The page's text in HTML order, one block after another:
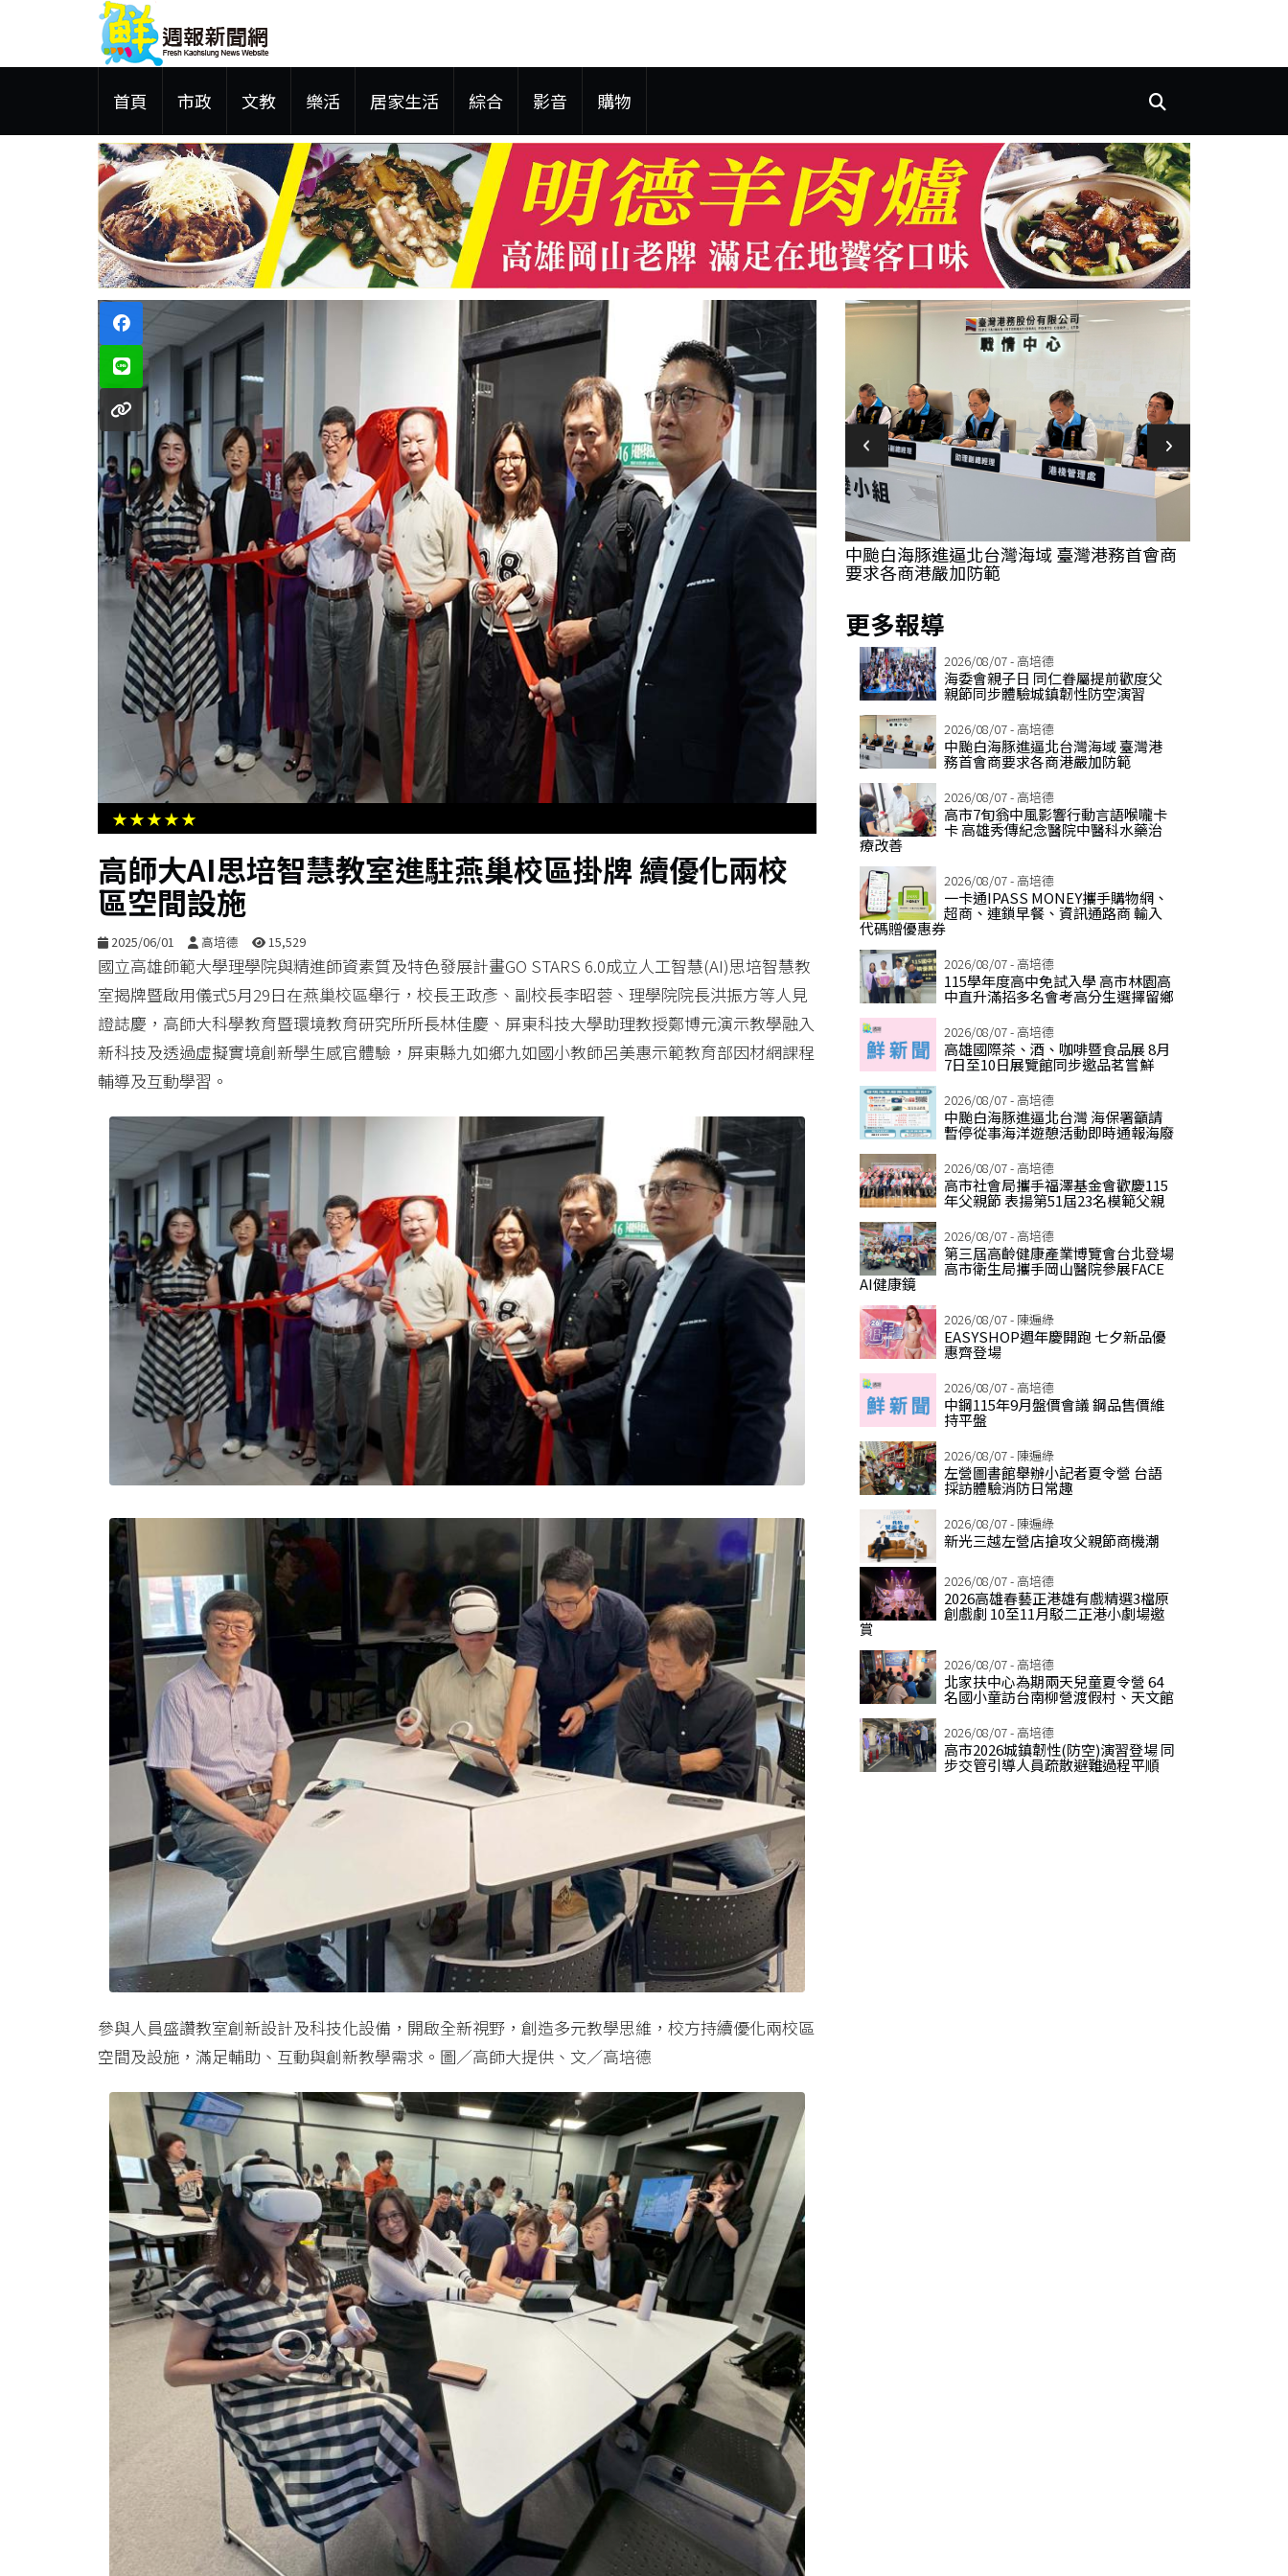
首頁 市政 文教 樂活 居家生活 綜合 影音 購物
★★★★★
高師大AI思培智慧教室進駐燕巢校區掛牌 續優化兩校
區空間設施
2025/06/01 高培德 15,529
國立高雄師範大學理學院與精進師資素質及特色發展計畫GO STARS 6.0成立人工智慧(AI)思培智慧教
室揭牌暨啟用儀式5月29日在燕巢校區舉行，校長王政彥、副校長李昭蓉、理學院院長洪振方等人見
證誌慶，高師大科學教育暨環境教育研究所所長林佳慶、屏東科技大學助理教授鄭博元演示教學融入
新科技及透過虛擬實境創新學生感官體驗，屏東縣九如鄉九如國小教師呂美惠示範教育部因材網課程
輔導及互動學習。
參與人員盛讚教室創新設計及科技化設備，開啟全新視野，創造多元教學思維，校方持續優化兩校區
空間及設施，滿足輔助、互動與創新教學需求。圖／高師大提供、文／高培德
品售價維持平盤
左營圖書館舉辦小記者夏令營 台語採訪體驗
消防日常趣
海委會親子日 同仁眷屬提前歡度父親節同步
體驗城鎮韌性防空演習
中颱白海豚進逼北台灣海域 臺灣港務首會商
要求各商港嚴加防範
更多報導
2026/08/07 - 高培德
海委會親子日 同仁眷屬提前歡度父
親節同步體驗城鎮韌性防空演習
2026/08/07 - 高培德
中颱白海豚進逼北台灣海域 臺灣港
務首會商要求各商港嚴加防範
2026/08/07 - 高培德
高市7旬翁中風影響行動言語喉嚨卡
卡 高雄秀傳紀念醫院中醫科水藥治
療改善
2026/08/07 - 高培德
一卡通IPASS MONEY攜手購物網、
超商、連鎖早餐、資訊通路商 輸入
代碼贈優惠券
2026/08/07 - 高培德
115學年度高中免試入學 高市林園高
中直升滿招多名會考高分生選擇留鄉
2026/08/07 - 高培德
高雄國際茶、酒、咖啡暨食品展 8月
7日至10日展覽館同步邀品茗嘗鮮
2026/08/07 - 高培德
中颱白海豚進逼北台灣 海保署籲請
暫停從事海洋遊憩活動即時通報海廢
2026/08/07 - 高培德
高市社會局攜手福澤基金會歡慶115
年父親節 表揚第51屆23名模範父親
2026/08/07 - 高培德
第三屆高齡健康產業博覽會台北登場
高市衛生局攜手岡山醫院參展FACE
AI健康鏡
2026/08/07 - 陳遍綠
EASYSHOP週年慶開跑 七夕新品優
惠齊登場
2026/08/07 - 高培德
中鋼115年9月盤價會議 鋼品售價維
持平盤
2026/08/07 - 陳遍綠
左營圖書館舉辦小記者夏令營 台語
採訪體驗消防日常趣
2026/08/07 - 陳遍綠
新光三越左營店搶攻父親節商機潮
2026/08/07 - 高培德
2026高雄春藝正港雄有戲精選3檔原
創戲劇 10至11月駁二正港小劇場邀
賞
2026/08/07 - 高培德
北家扶中心為期兩天兒童夏令營 64
名國小童訪台南柳營渡假村、天文館
2026/08/07 - 高培德
高市2026城鎮韌性(防空)演習登場 同
步交管引導人員疏散避難過程平順